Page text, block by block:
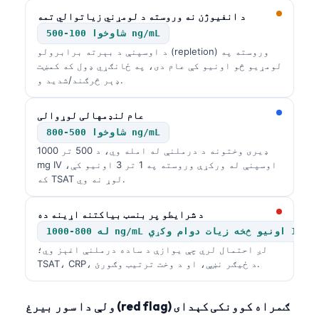
د انفیوژن نه وروسته د لومړني زیاتوالي تمه
شاوخوا 100-500 ng/mL
د اوسپنې د بېرته برابرولو (repletion) وروسته په
لومړیو څو اونیو کې عام دی، په ځانګړي ډول که کمښت
ډېر څرګند/شدید و.
عام لنډمهالی لوړوالی
شاوخوا 500-800 ng/mL
ډیری وختونه د درملنې له امله وي، د 500 تر 1000
mg IV اوسپنې له ورکړې وروسته په 1 تر 3 اونیو کې،
که TSAT لوړ نه وي.
د شرایطو پر بنسټ بیاکتنه اړینه ده
لږ احتمال لري چې یوازې د ساده درملنې اغېز وي؛
TSAT، CRP، د ځیګر نښې، او د وخت ترتیب وګورئ.
ولې دا سور بیرغ (red flag) ګمراه کوونکی کېدای